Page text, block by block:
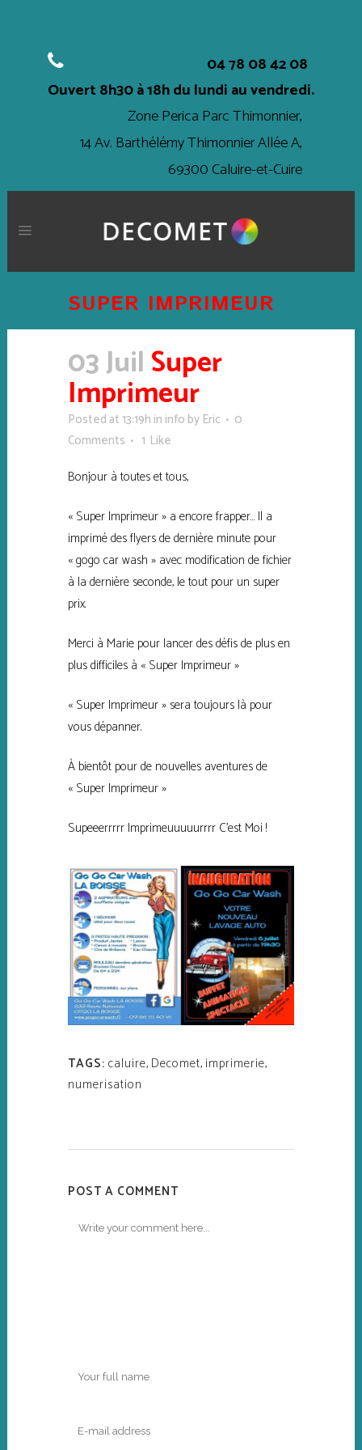
04 78 08 42 08
Ouvert8h30 à 18hdu lundi au vendredi.
Zone Perica Parc Thimonnier,
14 Av. Barthélémy Thimonnier Allée A,
69300 Caluire-et-Cuire
SUPER IMPRIMEUR
03 JuilSuper
Imprimeur
Posted at 13:19h in info by Eric
0
Comments
1 Like
Bonjour à toutes et tous,
« Super Imprimeur » a encore frapper… Il a
imprimé des flyers de dernière minute pour
« gogo car wash » avec modification de fichier
à la dernière seconde, le tout pour un super
prix.
Merci à Marie pour lancer des défis de plus en
plus difficiles à « Super Imprimeur »
« Super Imprimeur » sera toujours là pour
vous dépanner.
À bientôt pour de nouvelles aventures de
« Super Imprimeur »
Supeeerrrrr Imprimeuuuuurrrr C’est Moi !
TAGS: caluire, Decomet, imprimerie,
numerisation
POST A COMMENT